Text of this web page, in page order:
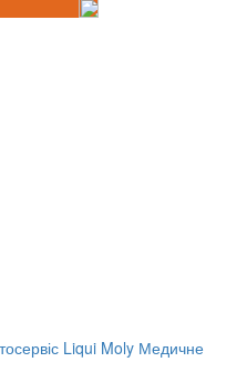
Liqui Moly Медичне